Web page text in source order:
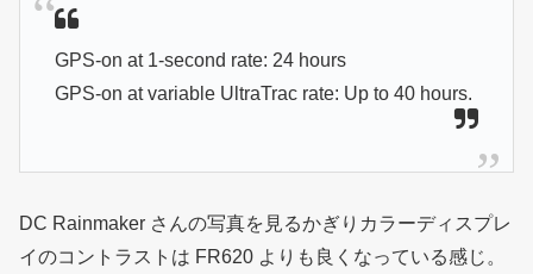
GPS-on at 1-second rate: 24 hours
GPS-on at variable UltraTrac rate: Up to 40 hours.
DC Rainmaker さんの写真を見るかぎりカラーディスプレ
イのコントラストは FR620 よりも良くなっている感じ。